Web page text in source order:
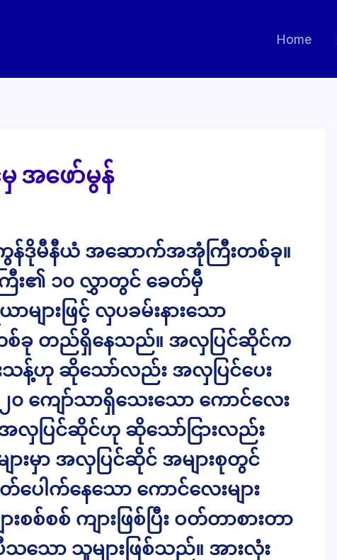
Home
အဖော်မွန်
ဒိုမီနီယံ အဆောက်အအုံကြီးတစ်ခု။
း၏ ၁၀ လွှာတွင် ခေတ်မှီ
များဖြင့် လှပခမ်းနားသော
စ်ခု တည်ရှိနေသည်။ အလှပြင်ဆိုင်က
းသန့်ဟု ဆိုသော်လည်း အလှပြင်ပေး
ကျော်သာရှိသေးသော ကောင်လေး
အလှပြင်ဆိုင်ဟု ဆိုသော်ငြားလည်း
ားမှာ အလှပြင်ဆိုင် အများစုတွင်
ပေါက်နေသော ကောင်လေးများ
စစ်စစ် ကျားဖြစ်ပြီး ဝတ်တာစားတာ
သော သူများဖြစ်သည်။ အားလုံး